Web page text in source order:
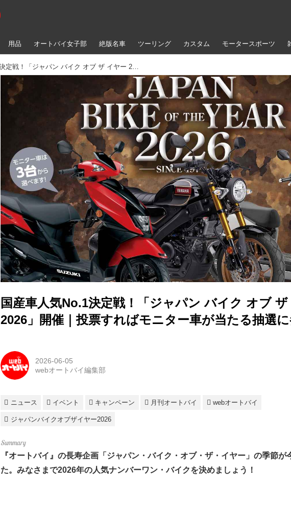
用品 オートバイ女子部 絶版名車 ツーリング カスタム モータースポーツ
国産車人気No.1決定戦！「ジャパン バイク オブ ザ イヤー 2026」開催｜投票すればモニター車が当たる抽選に参加できる！
国産車人気No.1決定戦！「ジャパン バイク オブ
2026」開催｜投票すればモニター車が当たる抽選に
2026-06-05
webオートバイ編集部
ニュース イベント キャンペーン 月刊オートバイ webオートバイ
ジャパンバイクオブザイヤー2026
『オートバイ』の長寿企画「ジャパン・バイク・オブ・ザ・イヤー」の季節が
た。みなさまで2026年の人気ナンバーワン・バイクを決めましょう！